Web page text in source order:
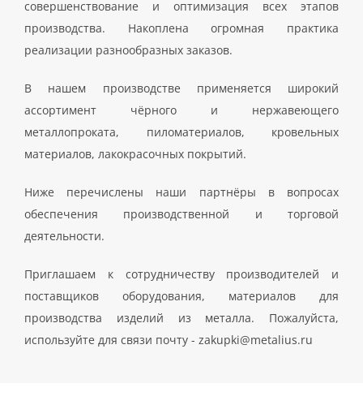
совершенствование и оптимизация всех этапов
производства. Накоплена огромная практика
реализации разнообразных заказов.
В нашем производстве применяется широкий
ассортимент чёрного и нержавеющего
металлопроката, пиломатериалов, кровельных
материалов, лакокрасочных покрытий.
Ниже перечислены наши партнёры в вопросах
обеспечения производственной и торговой
деятельности.
Приглашаем к сотрудничеству производителей и
поставщиков оборудования, материалов для
производства изделий из металла. Пожалуйста,
используйте для связи почту - zakupki@metalius.ru